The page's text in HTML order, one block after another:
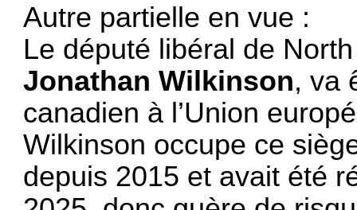
Autre partielle en vue :
Le député libéral de
Jonathan Wilkinson, va
canadien à l’Union
Wilkinson occupe ce
depuis 2015 et avait été